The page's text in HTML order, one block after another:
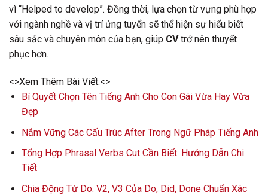
vì “Helped to develop”. Đồng thời, lựa chọn từ vựng phù hợp
với ngành nghề và vị trí ứng tuyển sẽ thể hiện sự hiểu biết
sâu sắc và chuyên môn của bạn, giúp CVtrở nên thuyết
phục hơn.
<>Xem Thêm Bài Viết:<>
Bí Quyết Chọn Tên Tiếng Anh Cho Con Gái Vừa Hay Vừa
Đẹp
Nắm Vững Các Cấu Trúc After Trong Ngữ Pháp Tiếng Anh
Tổng Hợp Phrasal Verbs Cut Cần Biết: Hướng Dẫn Chi
Tiết
Chia Động Từ Do: V2, V3 Của Do, Did, Done Chuẩn Xác